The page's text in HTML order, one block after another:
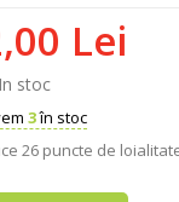
Lei
In stoc
3în stoc
26 puncte de